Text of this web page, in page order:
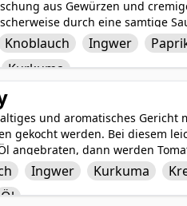
aus Gewürzen und
durch eine samtige
Gewürzen wie
Abgerundet mit einem Hauch
und tröstliches Gericht, das
herzhaften und würzigen
Knoblauch Ingwer
Kurkuma
und aromatisches Gericht
gekocht werden. Bei diesem
angebraten, dann werden
Masala und Chilipulver
in dieser schmackhaften
Curry führt,
Ingwer Kurkuma
Öl